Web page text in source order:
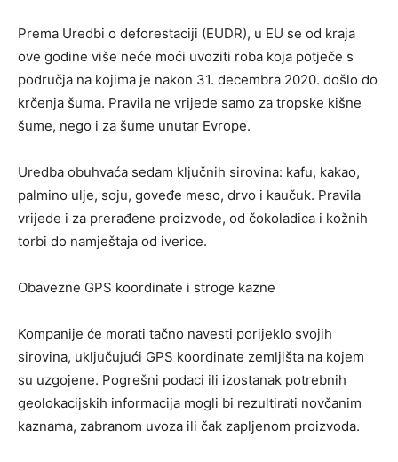
Prema Uredbi o deforestaciji (EUDR), u EU se od kraja
ove godine više neće moći uvoziti roba koja potječe s
područja na kojima je nakon 31. decembra 2020. došlo do
krčenja šuma. Pravila ne vrijede samo za tropske kišne
šume, nego i za šume unutar Evrope.
Uredba obuhvaća sedam ključnih sirovina: kafu, kakao,
palmino ulje, soju, goveđe meso, drvo i kaučuk. Pravila
vrijede i za prerađene proizvode, od čokoladica i kožnih
torbi do namještaja od iverice.
Obavezne GPS koordinate i stroge kazne
Kompanije će morati tačno navesti porijeklo svojih
sirovina, uključujući GPS koordinate zemljišta na kojem
su uzgojene. Pogrešni podaci ili izostanak potrebnih
geolokacijskih informacija mogli bi rezultirati novčanim
kaznama, zabranom uvoza ili čak zapljenom proizvoda.